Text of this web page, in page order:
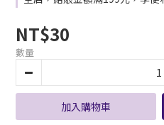
NT$30
數量
加入購物車